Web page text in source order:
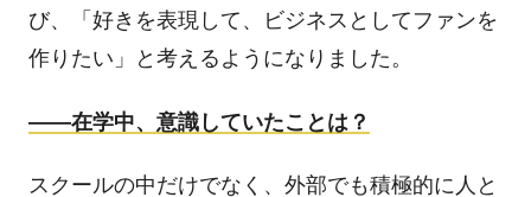
び、「好きを表現して、ビジネスとしてファンを
作りたい」と考えるようになりました。
――在学中、意識していたことは？
スクールの中だけでなく、外部でも積極的に人と